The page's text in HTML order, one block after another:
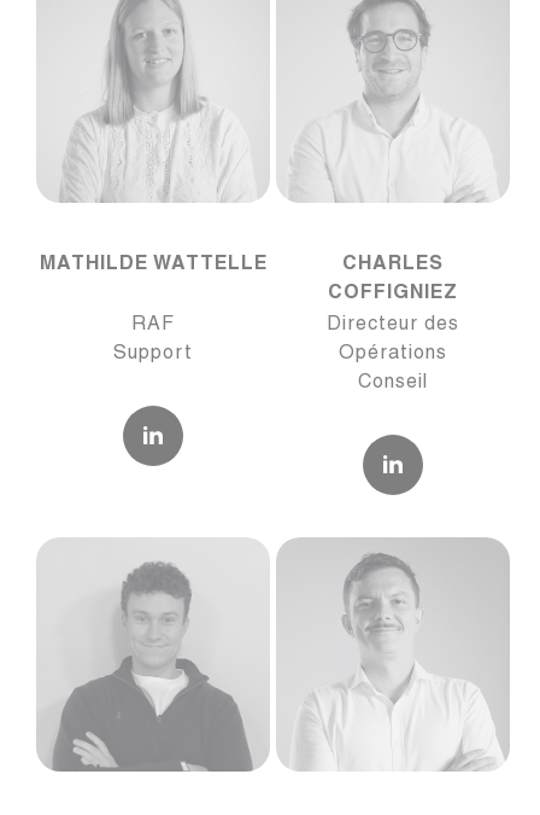
MATHILDE WATTELLE
RAF
Support
CHARLES
COFFIGNIEZ
Directeur des
Opérations
Conseil